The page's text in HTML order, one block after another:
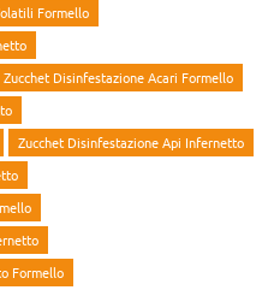
Formello
Zucchet Disinfestazione Acari Formello
Zucchet Disinfestazione Api Infernetto
Formello